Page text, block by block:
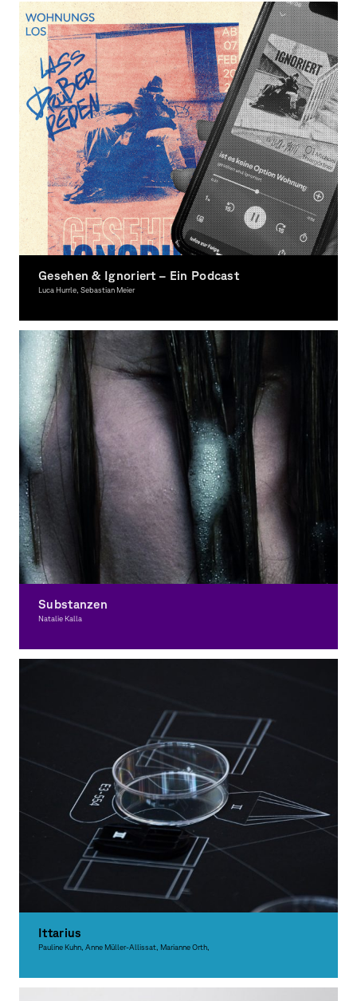
Gesehen & Ignoriert – Ein Podcast
Luca Hurrle, Sebastian Meier
Substanzen
Natalie Kalla
Ittarius
Pauline Kuhn, Anne Müller-Allissat, Marianne Orth,